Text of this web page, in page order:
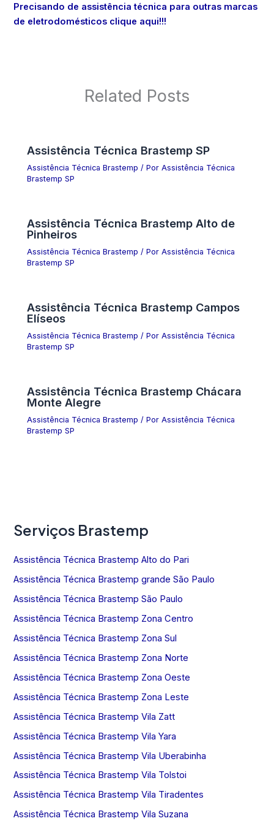
Precisando de assistência técnica para outras marcas
de eletrodomésticos clique aqui!!!
Related Posts
Assistência Técnica Brastemp SP
Assistência Técnica Brastemp / PorAssistência Técnica
Brastemp SP
Assistência Técnica Brastemp Alto de
Pinheiros
Assistência Técnica Brastemp / PorAssistência Técnica
Brastemp SP
Assistência Técnica Brastemp Campos
Elíseos
Assistência Técnica Brastemp / PorAssistência Técnica
Brastemp SP
Assistência Técnica Brastemp Chácara
Monte Alegre
Assistência Técnica Brastemp / PorAssistência Técnica
Brastemp SP
Serviços Brastemp
Assistência Técnica Brastemp Alto do Pari
Assistência Técnica Brastemp grande São Paulo
Assistência Técnica Brastemp São Paulo
Assistência Técnica Brastemp Zona Centro
Assistência Técnica Brastemp Zona Sul
Assistência Técnica Brastemp Zona Norte
Assistência Técnica Brastemp Zona Oeste
Assistência Técnica Brastemp Zona Leste
Assistência Técnica Brastemp Vila Zatt
Assistência Técnica Brastemp Vila Yara
Assistência Técnica Brastemp Vila Uberabinha
Assistência Técnica Brastemp Vila Tolstoi
Assistência Técnica Brastemp Vila Tiradentes
Assistência Técnica Brastemp Vila Suzana